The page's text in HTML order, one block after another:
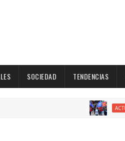
SOCIEDAD TENDENCIAS
ACTUALIDAD